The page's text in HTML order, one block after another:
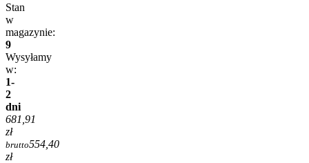
Stan
w
magazynie:
9
Wysyłamy
w:
1-
2
dni
681,91
zł
brutto554,40
zł